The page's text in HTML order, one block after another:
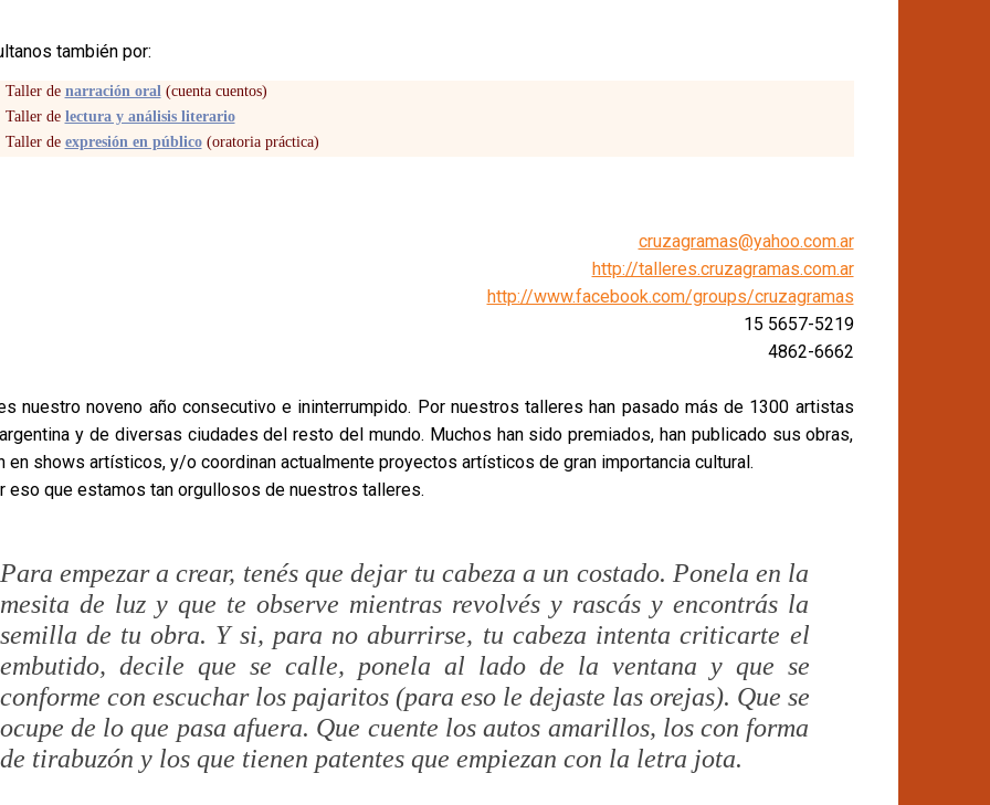
también por:
Taller de narración oral(cuenta cuentos)
Taller de lectura y análisis literario
Taller de expresión en público (oratoria práctica)
cruzagramas@yahoo.com.ar
http://talleres.cruzagramas.com.ar
http://www.facebook.com/groups/cruzagramas
15 5657-5219
4862-6662
nuestro noveno año consecutivo e ininterrumpido. Por nuestros talleres han pasado más de 1300 artistas
y de diversas ciudades del resto del mundo. Muchos han sido premiados, han publicado sus obras,
en shows artísticos, y/o coordinan actualmente proyectos artísticos de gran importancia cultural.
eso que estamos tan orgullosos de nuestros talleres.
Para empezar a crear, tenés que dejar tu cabeza a un costado. Ponela en la
mesita de luz y que te observe mientras revolvés y rascás y encontrás la
semilla de tu obra. Y si, para no aburrirse, tu cabeza intenta criticarte el
embutido, decile que se calle, ponela al lado de la ventana y que se
conforme con escuchar los pajaritos (para eso le dejaste las orejas). Que se
ocupe de lo que pasa afuera. Que cuente los autos amarillos, los con forma
de tirabuzón y los que tienen patentes que empiezan con la letra jota.